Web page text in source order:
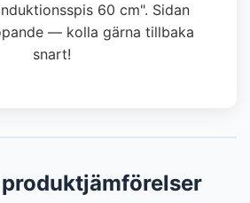
60 cm". Sidan
— kolla gärna tillbaka
snart!